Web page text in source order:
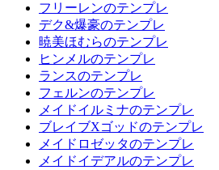
フリーレンのテンプレ
デク&爆豪のテンプレ
暁美ほむらのテンプレ
ヒンメルのテンプレ
ランスのテンプレ
フェルンのテンプレ
メイドイルミナのテンプレ
ブレイブXゴッドのテンプレ
メイドロゼッタのテンプレ
メイドイデアルのテンプレ